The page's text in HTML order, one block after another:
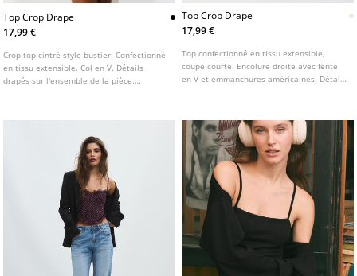
Top Crop Drape
17,99 €
Crop top cintré style bustier. Confectionné
en tissu extensible. Col en V. Détails
drapés sur l'ensemble de la pièce.
Top Crop Drape
17,99 €
Top confectionné en tissu extensible,
coupe courte. Encolure droite avec fente
en V et emmanchures américaines. Détail